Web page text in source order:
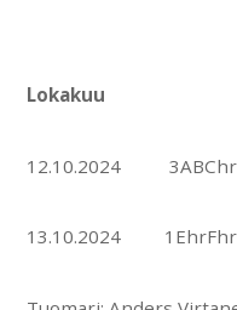
12.10.2024
13.10.2024